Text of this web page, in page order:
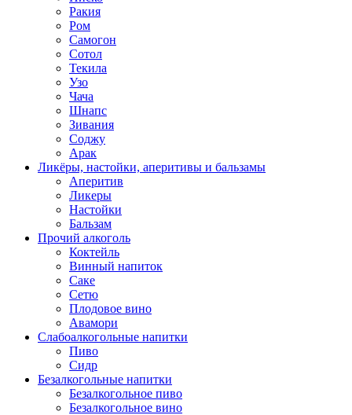
Ракия
Ром
Самогон
Сотол
Текила
Узо
Чача
Шнапс
Зивания
Соджу
Арак
Ликёры, настойки, аперитивы и бальзамы
Аперитив
Ликеры
Настойки
Бальзам
Прочий алкоголь
Коктейль
Винный напиток
Саке
Сетю
Плодовое вино
Авамори
Слабоалкогольные напитки
Пиво
Сидр
Безалкогольные напитки
Безалкогольное пиво
Безалкогольное вино